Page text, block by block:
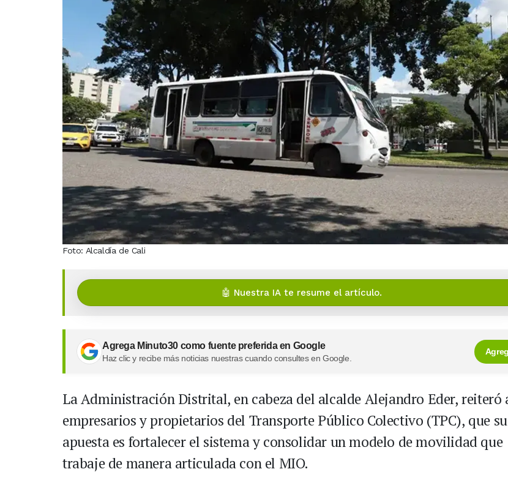
Foto: Alcaldía de Cali
🤖 Nuestra IA te resume el artículo.
Agrega Minuto30 como fuente preferida en Google
Haz clic y recibe más noticias nuestras cuando consultes en Google.
La Administración Distrital, en cabeza del alcalde Alejandro Eder, reiteró
empresarios y propietarios del Transporte Público Colectivo (TPC), que su
apuesta es fortalecer el sistema y consolidar un modelo de movilidad que
trabaje de manera articulada con el MIO.